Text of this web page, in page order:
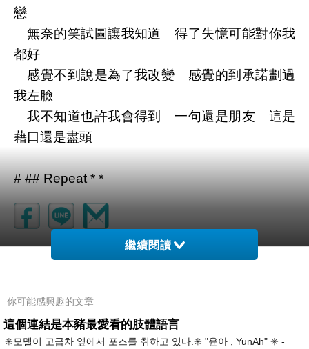
戀
無奈的笑試圖讓我知道 得了失憶可能對你我
都好
感覺不到說是為了我改變 感覺的到承諾劃過
我左臉
我不知道也許我會得到 一句還是朋友 這是
藉口還是盡頭
# ## Repeat * *
繼續閱讀
你可能感興趣的文章
這個連結是本豬最愛看的肢體語言
✳️모델이 고급차 옆에서 포즈를 취하고 있다.✳️ "윤아 , YunAh" ✳️ -